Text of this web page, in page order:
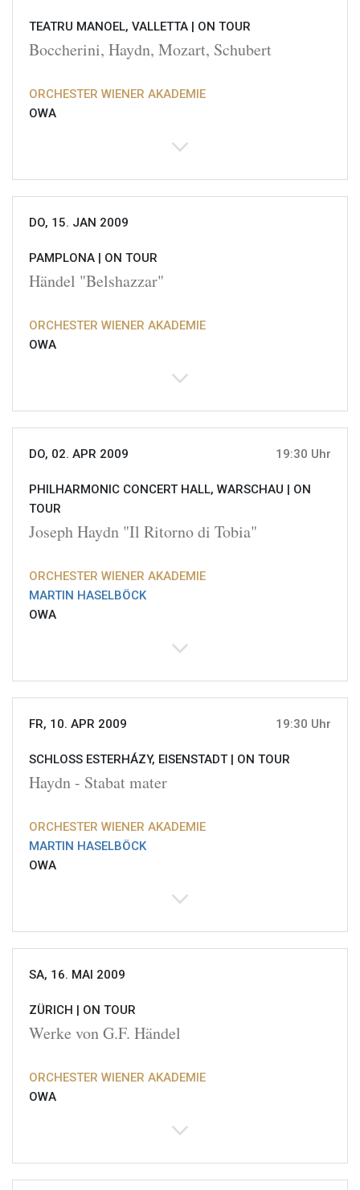
TEATRU MANOEL, VALLETTA | ON TOUR
Boccherini, Haydn, Mozart, Schubert
ORCHESTER WIENER AKADEMIE
OWA
DO, 15. JAN 2009
PAMPLONA | ON TOUR
Händel "Belshazzar"
ORCHESTER WIENER AKADEMIE
OWA
DO, 02. APR 2009 19:30 Uhr
PHILHARMONIC CONCERT HALL, WARSCHAU | ON
TOUR
Joseph Haydn "Il Ritorno di Tobia"
ORCHESTER WIENER AKADEMIE
MARTIN HASELBÖCK
OWA
FR, 10. APR 2009 19:30 Uhr
SCHLOSS ESTERHÁZY, EISENSTADT | ON TOUR
Haydn - Stabat mater
ORCHESTER WIENER AKADEMIE
MARTIN HASELBÖCK
OWA
SA, 16. MAI 2009
ZÜRICH | ON TOUR
Werke von G.F. Händel
ORCHESTER WIENER AKADEMIE
OWA